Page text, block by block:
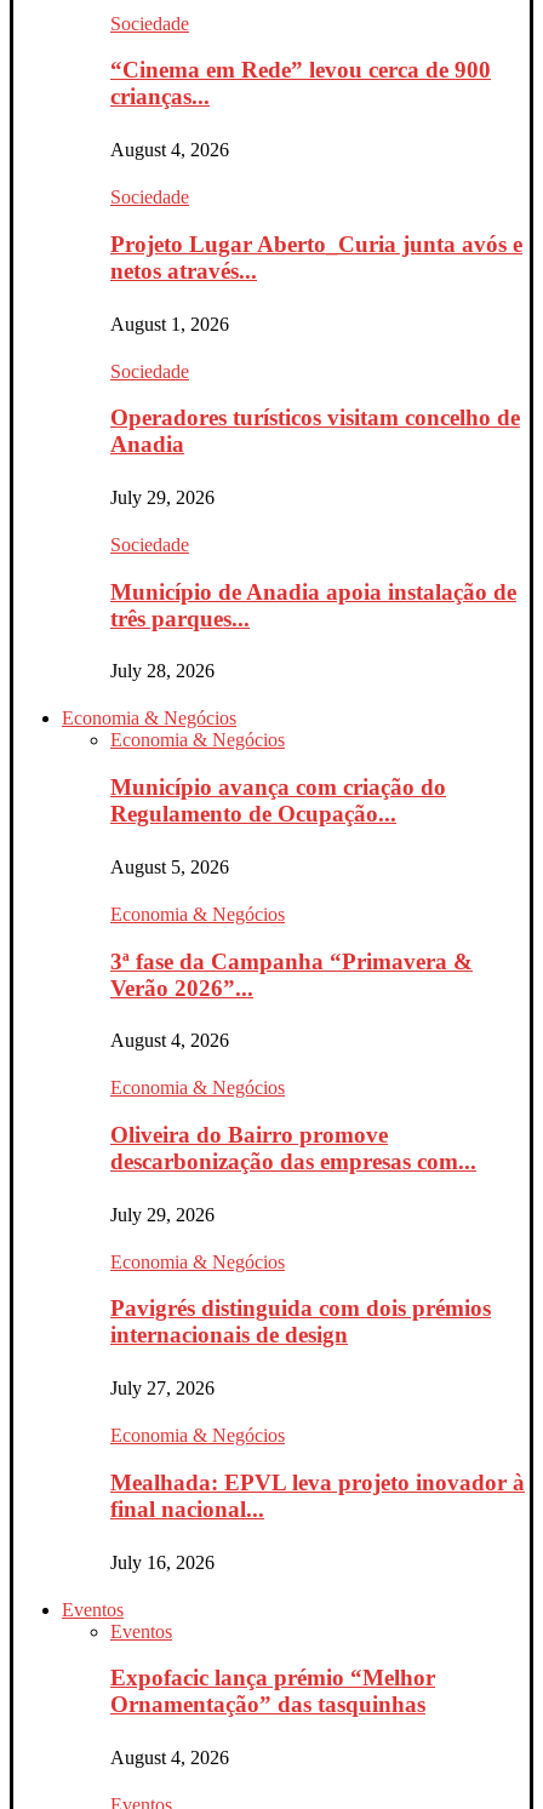
Sociedade
“Cinema em Rede” levou cerca de 900
crianças...
August 4, 2026
Sociedade
Projeto Lugar Aberto_Curia junta avós e
netos através...
August 1, 2026
Sociedade
Operadores turísticos visitam concelho de
Anadia
July 29, 2026
Sociedade
Município de Anadia apoia instalação de
três parques...
July 28, 2026
Economia & Negócios
Economia & Negócios
Município avança com criação do
Regulamento de Ocupação...
August 5, 2026
Economia & Negócios
3ª fase da Campanha “Primavera &
Verão 2026”...
August 4, 2026
Economia & Negócios
Oliveira do Bairro promove
descarbonização das empresas com...
July 29, 2026
Economia & Negócios
Pavigrés distinguida com dois prémios
internacionais de design
July 27, 2026
Economia & Negócios
Mealhada: EPVL leva projeto inovador à
final nacional...
July 16, 2026
Eventos
Eventos
Expofacic lança prémio “Melhor
Ornamentação” das tasquinhas
August 4, 2026
Eventos